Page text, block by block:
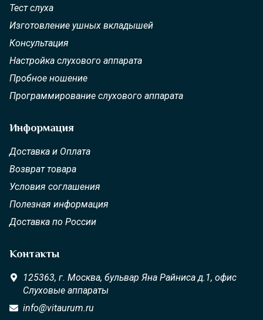
Тест слуха
Изготовление ушных вкладышей
Консультация
Настройка слухового аппарата
Пробное ношение
Программирование слухового аппарата
Информация
Доставка и Оплата
Возврат товара
Условия соглашения
Полезная информация
Доставка по России
Контакты
125363, г. Москва, бульвар Яна Райниса д.1, офис
Слуховые аппараты
info@vitaurum.ru